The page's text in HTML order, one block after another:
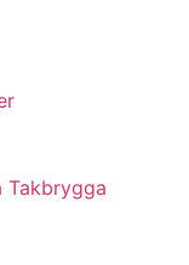
Takbrygga